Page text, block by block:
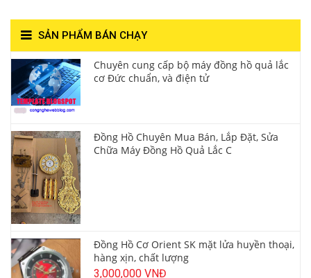
SẢN PHẨM BÁN CHẠY
Chuyên cung cấp bộ máy đồng hồ quả lắc
cơ Đức chuẩn, và điện tử
Đồng Hồ Chuyên Mua Bán, Lắp Đặt, Sửa
Chữa Máy Đồng Hồ Quả Lắc C
Đồng Hồ Cơ Orient SK mặt lửa huyền thoại,
hàng xịn, chất lượng
3,000,000 VNĐ